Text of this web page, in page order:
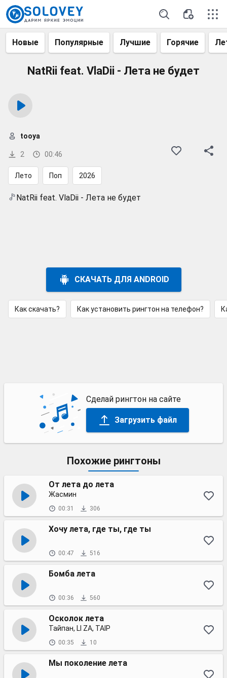
Новые Популярные Лучшие Горячие
NatRii feat. VlaDii - Лета не будет
2 00:46
tooya
Лето Поп 2026
NatRii feat. VlaDii - Лета не будет
СКАЧАТЬ ДЛЯ ANDROID
Как скачать? Как установить рингтон на телефон?
Сделай рингтон на сайте
Загрузить файл
Похожие рингтоны
От лета до лета
Жасмин
00:31 306
Хочу лета, где ты, где ты
00:47 516
Бомба лета
00:36 560
Осколок лета
Тайпан, LI ZA, TAIP
00:35 10
Мы поколение лета